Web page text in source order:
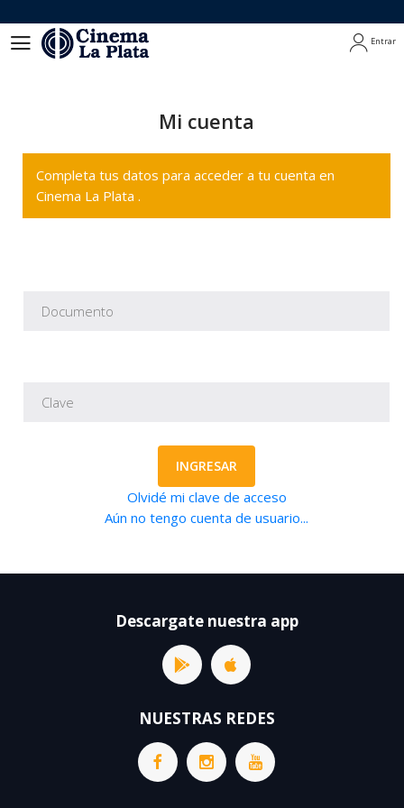
Entrar
Mi cuenta
Completa tus datos para acceder a tu cuenta en
Cinema La Plata .
INGRESAR
Olvidé mi clave de acceso
Aún no tengo cuenta de usuario...
Descargate nuestra app
NUESTRAS REDES